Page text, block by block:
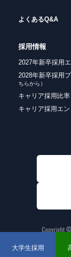
大学生採用
よくあるQ&A
採用情報
2027年新卒採用
2028年新卒採用
ちらから）
キャリア採用比率
キャリア採用エ
Copyright ©